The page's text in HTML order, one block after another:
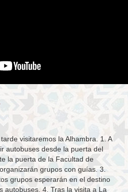
visitaremos la Alhambra. 1. A
autobuses desde la puerta del
la puerta de la Facultad de
grupos con guías. 3.
grupos esperarán en el destino
autobuses. 4. Tras la visita a La